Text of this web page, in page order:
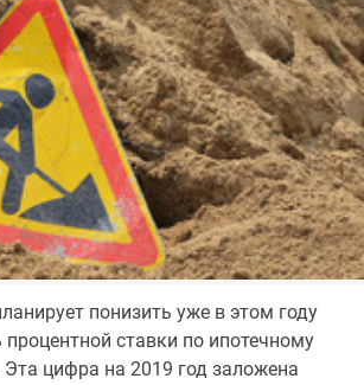
понизить уже в этом году
процентной ставки по ипотечному
Эта цифра на 2019 год заложена